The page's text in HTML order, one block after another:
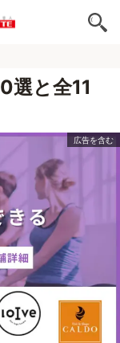
選と全11